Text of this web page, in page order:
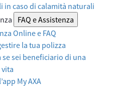
in caso di calamità naturali
FAQ e Assistenza
Online e FAQ
la tua polizza
se sei beneficiario di una
My AXA